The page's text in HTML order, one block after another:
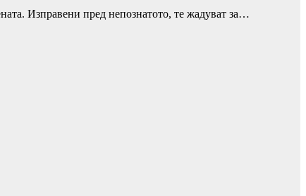
Изправени пред непознатото, те жадуват за…